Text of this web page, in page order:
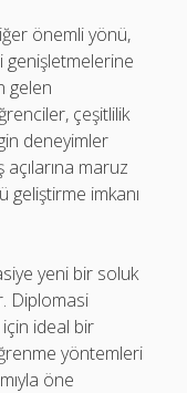
önemli yönü,
gelen
çeşitlilik
deneyimler
maruz
geliştirme imkanı
yeni bir soluk
Diplomasi
ideal bir
yöntemleri
öne